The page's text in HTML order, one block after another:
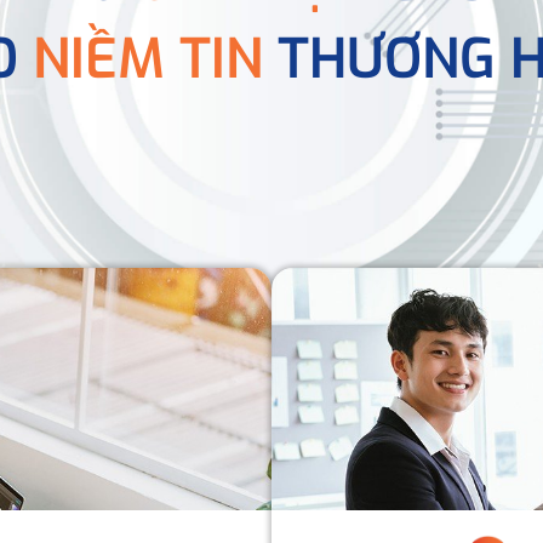
NIỀM TIN THƯƠNG